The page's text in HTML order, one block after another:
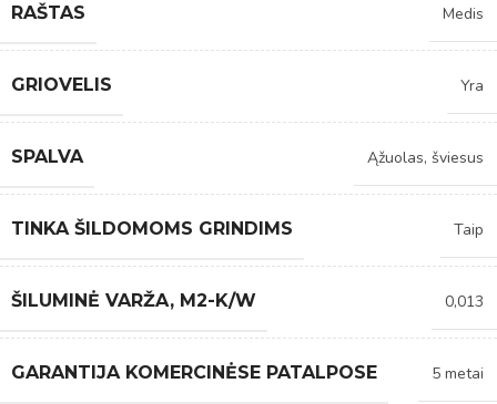
RAŠTAS Medis
GRIOVELIS Yra
SPALVA Ąžuolas, šviesus
TINKA ŠILDOMOMS GRINDIMS Taip
ŠILUMINĖ VARŽA, M2-K/W 0,013
GARANTIJA KOMERCINĖSE PATALPOSE 5 metai